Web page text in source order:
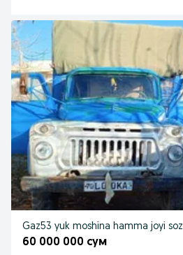
Gaz53 yuk moshina hamma joyi soz
60 000 000 сум